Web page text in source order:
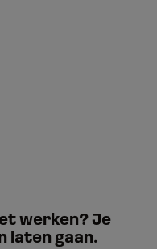
werken? Je
laten gaan.